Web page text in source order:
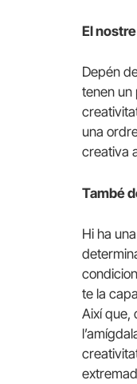
El
Depén
tenen un
una
creativa
També
Hi ha
te la
Així que,